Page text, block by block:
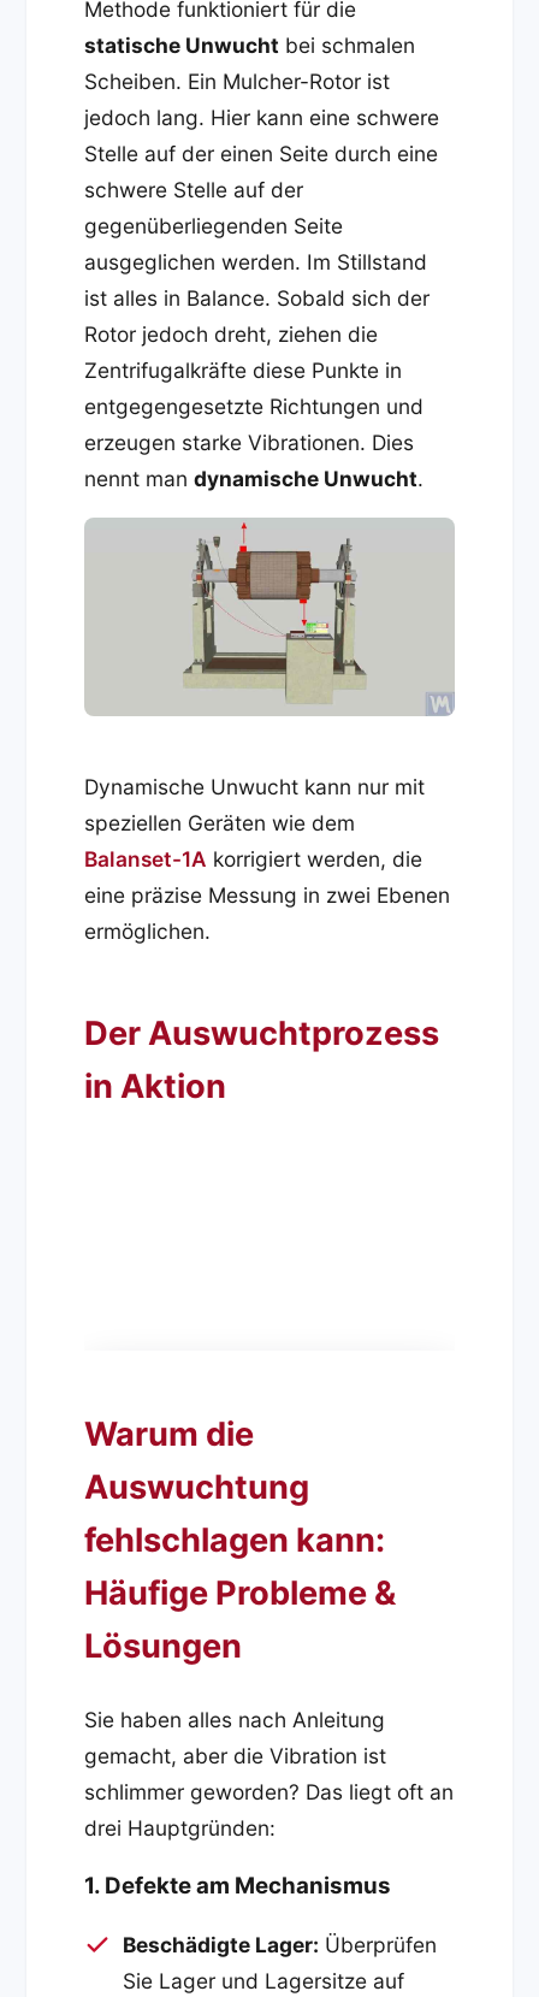
Methode funktioniert für die
statische Unwucht bei schmalen
Scheiben. Ein Mulcher-Rotor ist
jedoch lang. Hier kann eine schwere
Stelle auf der einen Seite durch eine
schwere Stelle auf der
gegenüberliegenden Seite
ausgeglichen werden. Im Stillstand
ist alles in Balance. Sobald sich der
Rotor jedoch dreht, ziehen die
Zentrifugalkräfte diese Punkte in
entgegengesetzte Richtungen und
erzeugen starke Vibrationen. Dies
nennt mandynamische Unwucht.
Dynamische Unwucht kann nur mit
speziellen Geräten wie dem
Balanset-1A korrigiert werden, die
eine präzise Messung in zwei Ebenen
ermöglichen.
Der Auswuchtprozess
in Aktion
Auswuchtprozess eines
Mulchers auf Deutsch
Warum die
Auswuchtung
fehlschlagen kann:
Häufige Probleme &
Lösungen
Sie haben alles nach Anleitung
gemacht, aber die Vibration ist
schlimmer geworden? Das liegt oft an
drei Hauptgründen:
1. Defekte am Mechanismus
Beschädigte Lager: Überprüfen
Sie Lager und Lagersitze auf